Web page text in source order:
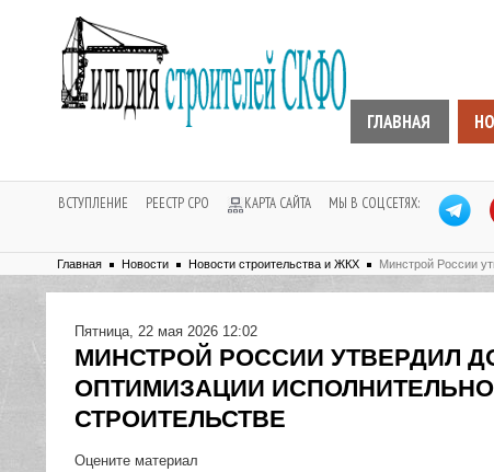
ГЛАВНАЯ
ВСТУПЛЕНИЕ РЕЕСТР СРО КАРТА САЙТА МЫ В СОЦСЕТЯХ:
Главная Новости Новости строительства и ЖКХ Минстрой России
Пятница, 22 мая 2026 12:02
МИНСТРОЙ РОССИИ УТВЕРДИЛ
ОПТИМИЗАЦИИ
СТРОИТЕЛЬСТВЕ
Оцените материал